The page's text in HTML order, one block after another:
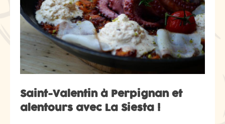
Saint-Valentin à Perpignan et
alentours avec La Siesta !